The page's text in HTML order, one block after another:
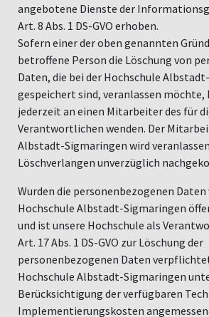
angebotene Dienste der
Art. 8 Abs. 1 DS-GVO erhoben.
Sofern einer der oben genannten
betroffene Person die Löschung von
Daten, die bei der Hochschule
gespeichert sind, veranlassen möchte,
jederzeit an einen Mitarbeiter des für
Verantwortlichen wenden. Der
Albstadt-Sigmaringen wird
Löschverlangen unverzüglich
Wurden die personenbezogenen Daten
Hochschule Albstadt-Sigmaringen
und ist unsere Hochschule als
Art. 17 Abs. 1 DS-GVO zur Löschung der
personenbezogenen Daten
Hochschule Albstadt-Sigmaringen
Berücksichtigung der verfügbaren
Implementierungskosten